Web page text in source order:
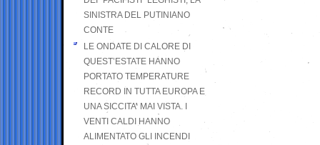
SINISTRA DEL PUTINIANO
CONTE
LE ONDATE DI CALORE DI
QUEST’ESTATE HANNO
PORTATO TEMPERATURE
RECORD IN TUTTA EUROPA E
UNA SICCITA’ MAI VISTA. I
VENTI CALDI HANNO
ALIMENTATO GLI INCENDI